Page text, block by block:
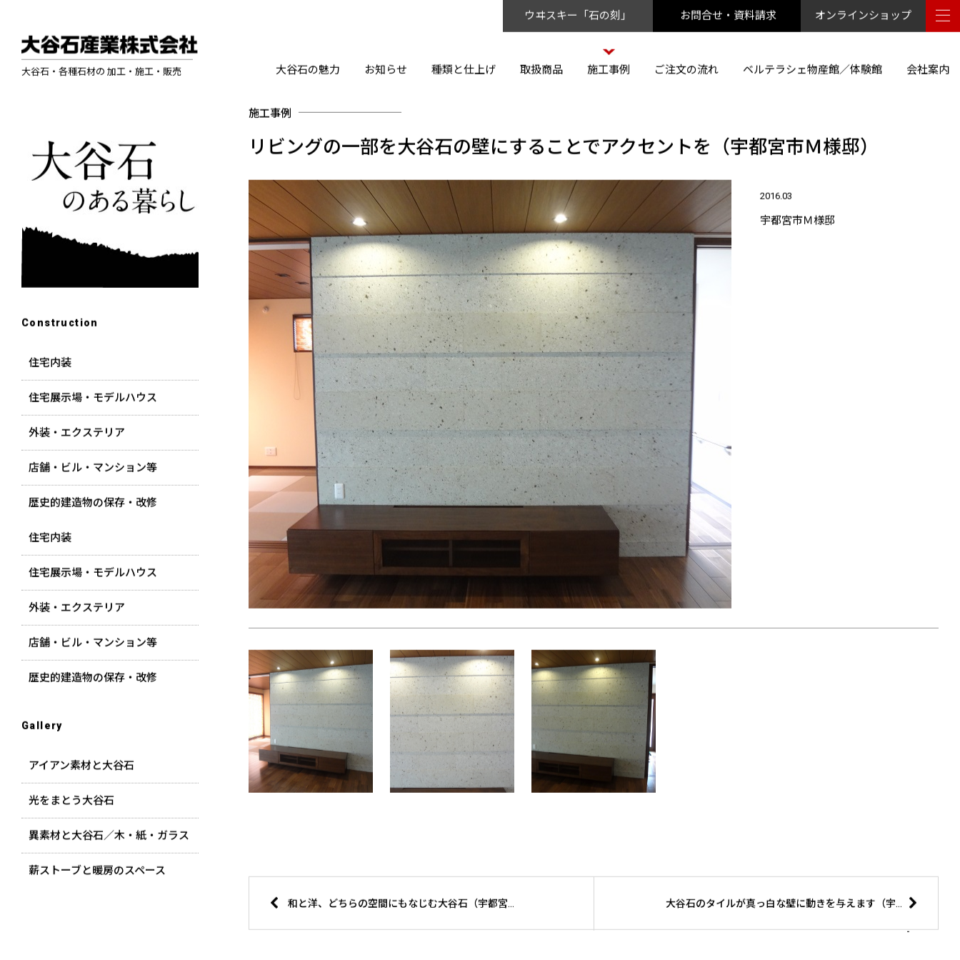
大谷石・各種石材の 加工・施工・販売 大谷石の魅力 お知らせ 種類と仕上げ 取扱商品 施工事例 ご注文の流れ ベルテラシェ物産館／体験館 会社案内
ウヰスキー「石の刻」 お問合せ・資料請求 オンラインショップ
施工事例
リビングの一部を大谷石の壁にすることでアクセントを（宇都宮市Ｍ様邸）
2016.03
宇都宮市Ｍ様邸
和と洋、どちらの空間にもなじむ大谷石（宇都宮市K様邸） 大谷石のタイルが真っ白な壁に動きを与えます（宇都宮市Y様邸）
Construction
住宅内装
住宅展示場・モデルハウス
外装・エクステリア
店舗・ビル・マンション等
歴史的建造物の保存・改修
住宅内装
住宅展示場・モデルハウス
外装・エクステリア
店舗・ビル・マンション等
歴史的建造物の保存・改修
Gallery
アイアン素材と大谷石
光をまとう大谷石
異素材と大谷石／木・紙・ガラス
薪ストーブと暖房のスペース